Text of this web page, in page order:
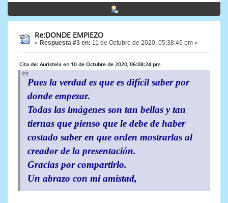
Re:DONDE EMPIEZO
« Respuesta #3 en: 11 de Octubre de 2020, 05:38:46 pm »
Cita de: Auristela en 10 de Octubre de 2020, 06:08:24 pm
Pues la verdad es que es difícil saber por
donde empezar.
Todas las imágenes son tan bellas y tan
tiernas que pienso que le debe de haber
costado saber en que orden mostrarlas al
creador de la presentación.
Gracias por compartirlo.
Un abrazo con mi amistad,